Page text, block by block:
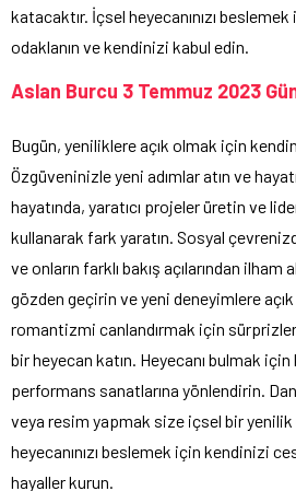
katacaktır. İçsel heyecanınızı
odaklanın ve kendinizi kabul edin.
Aslan Burcu 3 Temmuz 2023
Bugün, yeniliklere açık olmak için
Özgüveninizle yeni adımlar atın ve
hayatında, yaratıcı projeler üretin ve
kullanarak fark yaratın. Sosyal
ve onların farklı bakış açılarından ilham
gözden geçirin ve yeni deneyimlere
romantizmi canlandırmak için
bir heyecan katın. Heyecanı bulmak
performans sanatlarına yönlendirin.
veya resim yapmak size içsel bir
heyecanınızı beslemek için kendinizi
hayaller kurun.